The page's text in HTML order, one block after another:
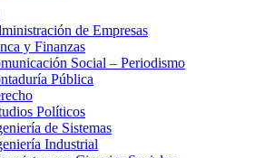
de Empresas
y Finanzas
Social – Periodismo
Pública
Políticos
de Sistemas
Industrial